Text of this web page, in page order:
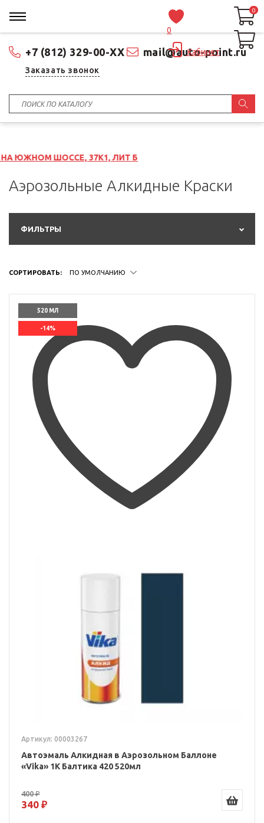
+7 (812) 329-00-XX mail@auto-point.ru
Заказать звонок
0
Кабинет
0
0
ШОССЕ, 37К1, ЛИТ Б
Аэрозольные Алкидные Краски
ФИЛЬТРЫ
СОРТИРОВАТЬ: ПО УМОЛЧАНИЮ
520 МЛ
-14%
Артикул: 00003267
Автоэмаль Алкидная в Аэрозольном Баллоне
«Vika» 1K Балтика 420 520мл
400 ₽
340 ₽